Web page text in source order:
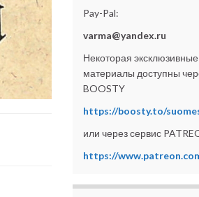
Pay-Pal:
varma@yandex.ru
Некоторая
материалы доступны
BOOSTY
https://boosty.to/
или через сервис
https://